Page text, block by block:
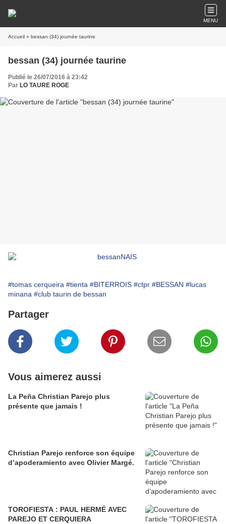
MENU
Accueil » bessan (34) journée taurine
bessan (34) journée taurine
Publié le 26/07/2016 à 23:42
Par LO TAURE ROGE
#tomas cerqueira #tienta #BITERROIS #ctpr #BESSAN #lucas
minana #club taurin de bessan
Partager
Vous aimerez aussi
La Peña Christian Parejo plus
présente que jamais !
Christian Parejo renforce son équipe
d’apoderamiento avec Olivier Margé.
TOROFIESTA : PAUL HERMÉ AVEC
PAREJO ET CERQUIERA